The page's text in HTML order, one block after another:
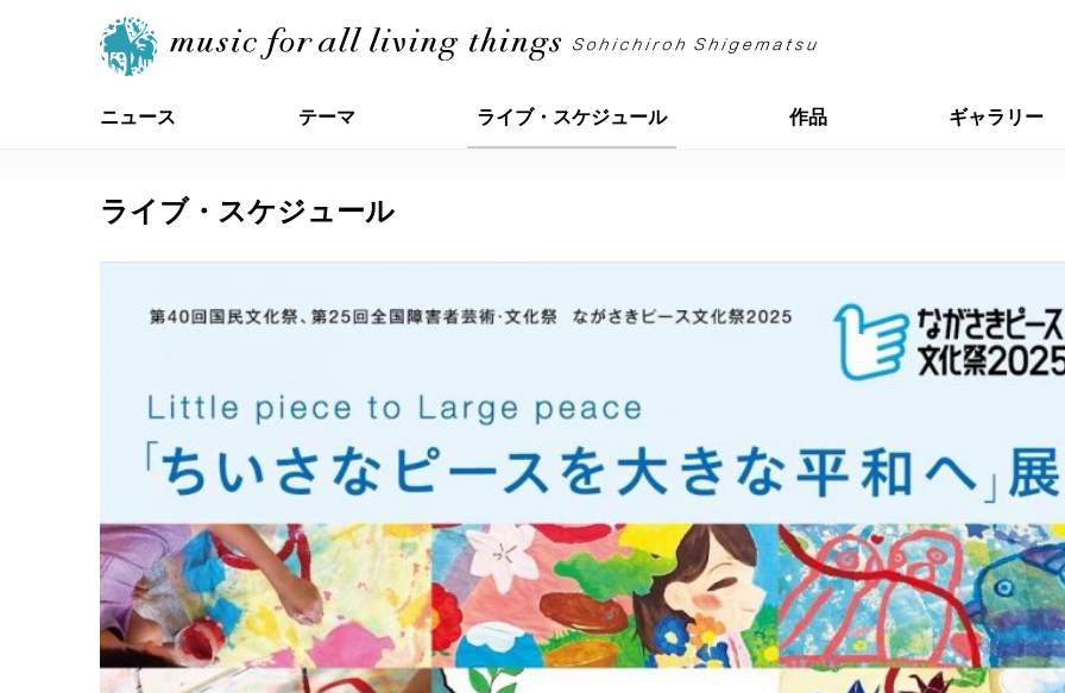
ニュース テーマ ライブ・スケジュール 作品 ギャラリー
ライブ・スケジュール